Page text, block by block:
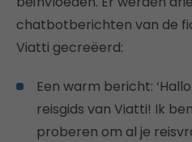
chatbotberichten van de
Viatti gecreëerd:
Een warm bericht:
reisgids van Viatti! Ik
proberen om al je